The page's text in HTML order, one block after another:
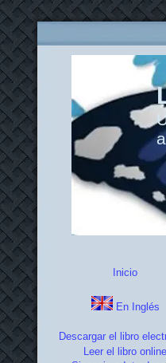
Inicio
En Inglés
Descargar el libro
Leer el libro online